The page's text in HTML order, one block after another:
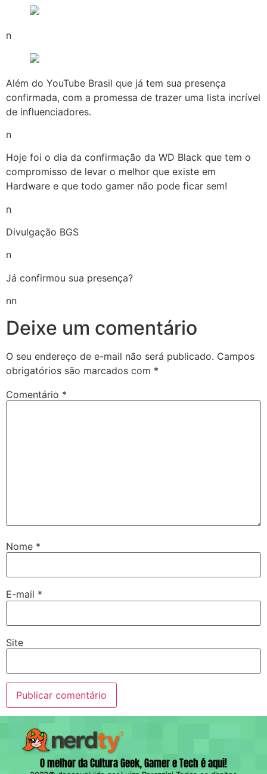
n
Além do YouTube Brasil que já tem sua presença
confirmada, com a promessa de trazer uma lista incrível
de influenciadores.
n
Hoje foi o dia da confirmação da WD Black que tem o
compromisso de levar o melhor que existe em
Hardware e que todo gamer não pode ficar sem!
n
Divulgação BGS
n
Já confirmou sua presença?
nn
Deixe um comentário
O seu endereço de e-mail não será publicado. Campos
obrigatórios são marcados com *
Comentário *
Nome *
E-mail *
Site
O melhor da Cultura Geek, Gamer e Tech é aqui!